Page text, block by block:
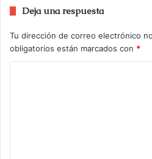
Deja una respuesta
Tu dirección de correo electrónico
obligatorios están marcados con *